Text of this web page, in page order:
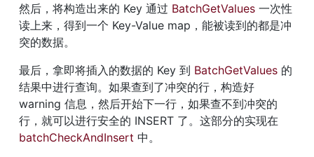
然后，将构造出来的 Key 通过 BatchGetValues 一次性
读上来，得到一个 Key-Value map，能被读到的都是冲
突的数据。
最后，拿即将插入的数据的 Key 到 BatchGetValues 的
结果中进行查询。如果查到了冲突的行，构造好
warning 信息，然后开始下一行，如果查不到冲突的
行，就可以进行安全的 INSERT 了。这部分的实现在
batchCheckAndInsert 中。